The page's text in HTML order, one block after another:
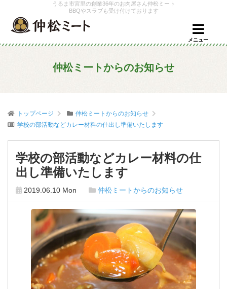
うるま市宮里の創業36年のお肉屋さん仲松ミート
BBQやスラブも受け付けております
メニュー
仲松ミートからのお知らせ
トップページ
仲松ミートからのお知らせ
学校の部活動などカレー材料の仕出し準備いたします
学校の部活動などカレー材料の仕
出し準備いたします
2019.06.10 Mon 仲松ミートからのお知らせ